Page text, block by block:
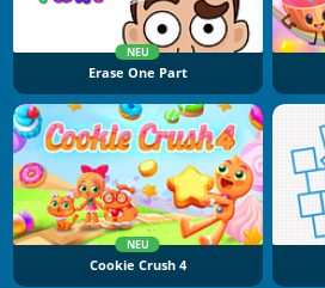
NEU
Erase One Part
NEU
Cookie Crush 4